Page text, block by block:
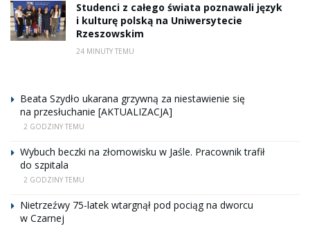
Studenci z całego świata poznawali język
i kulturę polską na Uniwersytecie
Rzeszowskim
24 MINUTY TEMU
Beata Szydło ukarana grzywną za niestawienie się
na przesłuchanie [AKTUALIZACJA]
2 GODZINY TEMU
Wybuch beczki na złomowisku w Jaśle. Pracownik trafił
do szpitala
2 GODZINY TEMU
Nietrzeźwy 75-latek wtargnął pod pociąg na dworcu
w Czarnej